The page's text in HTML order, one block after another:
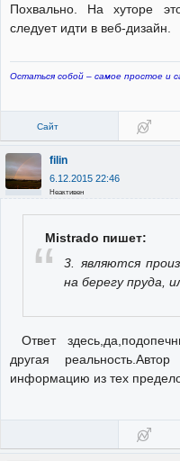
Похвально. На хуторе
следует идти в веб-дизайн.
Остаться собой – самое простое и
Сайт
filin
6.12.2015 22:46
Неактивен
Mistrado пишет:
3. являются
на берегу пруда,
Ответ
другая
информацию из тех